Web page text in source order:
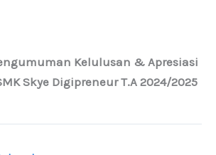
Kelulusan & Apresiasi
Skye Digipreneur T.A 2024/2025